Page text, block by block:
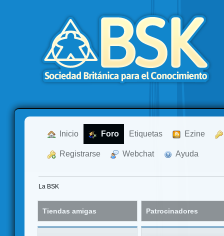
Inicio Foro Etiquetas Ezine
Registrarse Webchat Ayuda
La BSK
Tiendas amigas Patrocinadores